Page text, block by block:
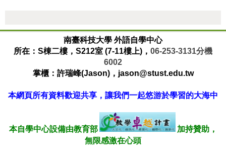
南臺科技大學 外語自學中心
所在：S棟二樓，S212室 (7-11樓上)， 06-253-3131分機
6002
掌櫃：許瑞峰(Jason)，jason@stust.edu.tw
本網頁所有資料歡迎共享，讓我們一起悠游於學習的大海中
本自學中心設備由教育部
加持贊助，
無限感激在心頭